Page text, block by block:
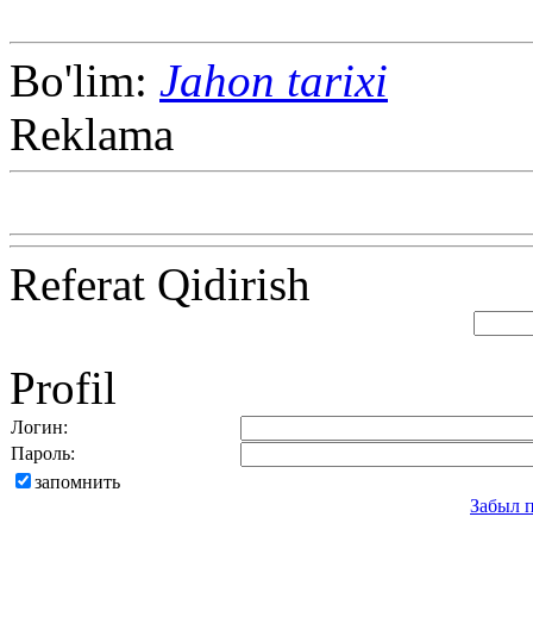
Bo'lim: Jahon tarixi
Reklama
Referat Qidirish
Profil
Логин:
Пароль:
запомнить
Забыл